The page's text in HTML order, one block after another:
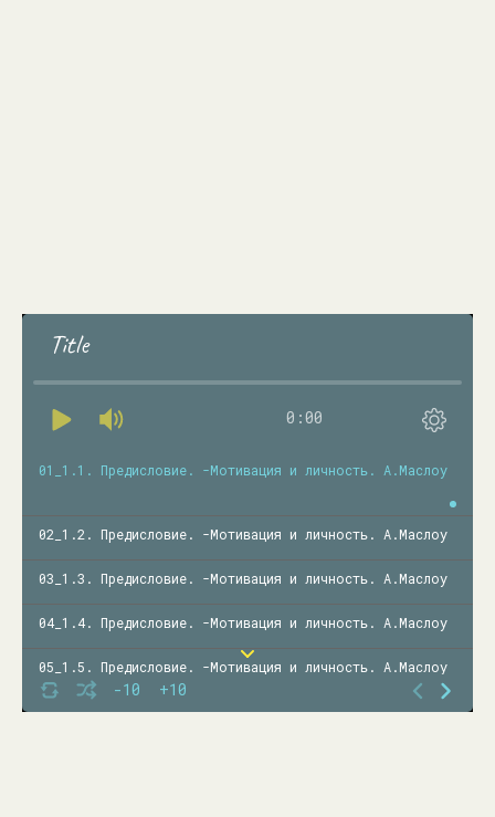
Title
0:00
-10 +10
01_1.1. Предисловие. -Мотивация и личность. А.Маслоу
02_1.2. Предисловие. -Мотивация и личность. А.Маслоу
03_1.3. Предисловие. -Мотивация и личность. А.Маслоу
04_1.4. Предисловие. -Мотивация и личность. А.Маслоу
05_1.5. Предисловие. -Мотивация и личность. А.Маслоу
06_1.6. Предисловие. -Мотивация и личность. А.Маслоу